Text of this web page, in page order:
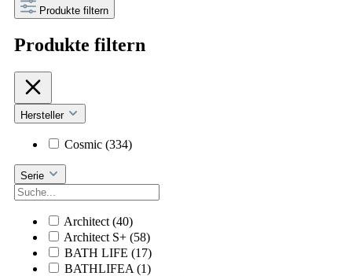
Produkte filtern
Produkte filtern
Hersteller
Cosmic (334)
Serie
Architect (40)
Architect S+ (58)
BATH LIFE (17)
BATHLIFEA (1)